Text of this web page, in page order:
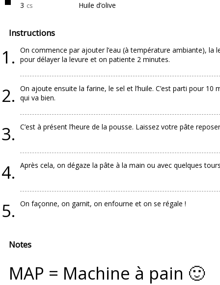
3 cs Huile d’olive
Instructions
On commence par ajouter l’eau (à température ambiante),
pour délayer la levure et on patiente 2 minutes.
On ajoute ensuite la farine, le sel et l’huile. C’est parti pour
qui va bien.
C’est à présent l’heure de la pousse. Laissez votre pâte
Après cela, on dégaze la pâte à la main ou avec quelques
On façonne, on garnit, on enfourne et on se régale !
Notes
MAP = Machine à pain 🙂